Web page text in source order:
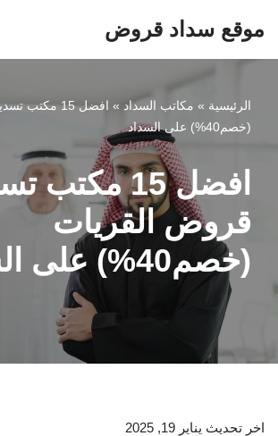
موقع سداد قروض
الرئيسية » مكاتب السداد »
افضل 15
(خصم40%) على السداد
افضل 15 مكتب
قروض القريات
(خصم40%) على السداد
اخر تحديث يناير 19, 2025